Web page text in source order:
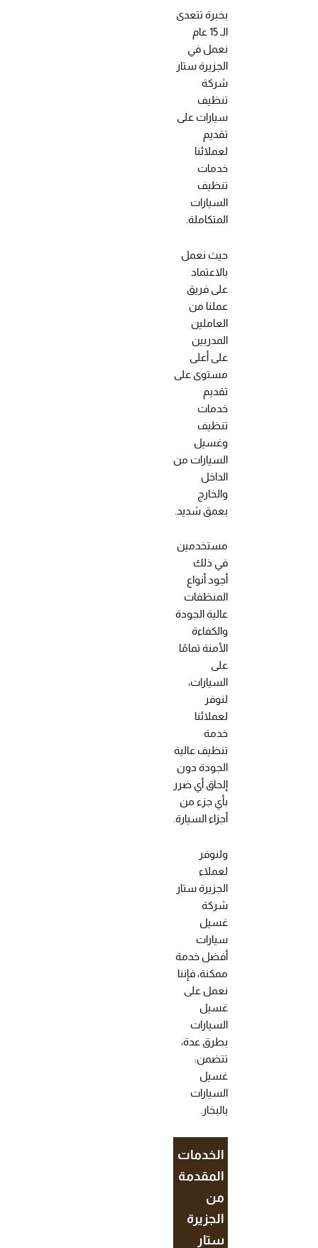
بخبرة تتعدى
الـ 15 عام
نعمل في
الجزيرة ستار
شركة
تنظيف
سيارات على
تقديم
لعملائنا
خدمات
تنظيف
السيارات
المتكاملة.
حيث نعمل
بالاعتماد
على فريق
عملنا من
العاملين
المدربين
على أعلى
مستوى على
تقديم
خدمات
تنظيف
وغسيل
السيارات من
الداخل
والخارج
بعمق شديد.
مستخدمين
في ذلك
أجود أنواع
المنظفات
عالية الجودة
والكفاءة
الأمنة تمامًا
على
السيارات،
لنوفر
لعملائنا
خدمة
تنظيف عالية
الجودة دون
إلحاق أي ضرر
بأي جزء من
أجزاء السيارة.
ولنوفر
لعملاء
الجزيرة ستار
شركة
غسيل
سيارات
أفضل خدمة
ممكنة، فإننا
نعمل على
غسيل
السيارات
بطرق عدة،
تتضمن:
غسيل
السيارات
بالبخار.
الخدمات
المقدمة
من
الجزيرة
ستار